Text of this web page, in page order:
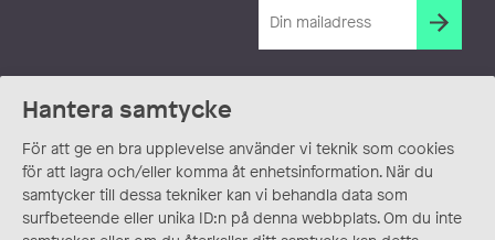
Hantera samtycke
För att ge en bra upplevelse använder vi teknik som cookies
för att lagra och/eller komma åt enhetsinformation. När du
samtycker till dessa tekniker kan vi behandla data som
surfbeteende eller unika ID:n på denna webbplats. Om du inte